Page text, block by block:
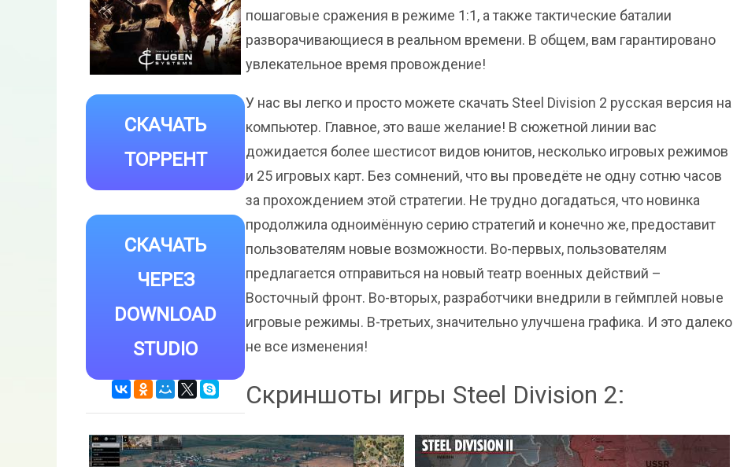
СКАЧАТЬ
ТОРРЕНТ
СКАЧАТЬ
ЧЕРЕЗ
DOWNLOAD
STUDIO
пошаговые сражения в режиме 1:1, а также тактические баталии
разворачивающиеся в реальном времени. В общем, вам гарантировано
увлекательное время провождение!
У нас вы легко и просто можете скачать Steel Division 2 русская версия на
компьютер. Главное, это ваше желание! В сюжетной линии вас
дожидается более шестисот видов юнитов, несколько игровых режимов
и 25 игровых карт. Без сомнений, что вы проведёте не одну сотню часов
за прохождением этой стратегии. Не трудно догадаться, что новинка
продолжила одноимённую серию стратегий и конечно же, предоставит
пользователям новые возможности. Во-первых, пользователям
предлагается отправиться на новый театр военных действий –
Восточный фронт. Во-вторых, разработчики внедрили в геймплей новые
игровые режимы. В-третьих, значительно улучшена графика. И это далеко
не все изменения!
Скриншоты игры Steel Division 2: